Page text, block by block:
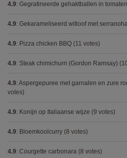
4.9: Gegratineerde gehaktballen in
4.9: Gekarameliseerd witloof met
4.9: Pizza chicken BBQ (11 votes)
4.9: Steak chimichurri (Gordon Ramsay)
4.9: Aspergepuree met garnalen en zure
votes)
4.9: Konijn op Italiaanse wijze (9 votes)
4.9: Bloemkoolcurry (8 votes)
4.9: Courgette carbonara (8 votes)